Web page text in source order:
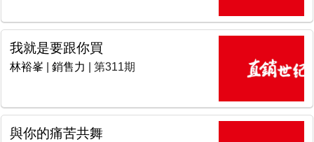
我就是要跟你買
林裕峯 銷售力 | 第311期
與你的痛苦共舞